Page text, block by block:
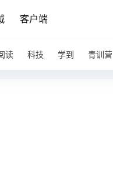
客户端
读 科技 学到 青训营